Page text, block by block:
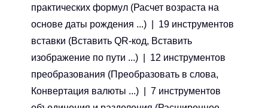
практических формул (Расчет возраста на
основе даты рождения ...) | 19 инструментов
вставки (Вставить QR-код, Вставить
изображение по пути ...) | 12 инструментов
преобразования (Преобразовать в слова,
Конвертация валюты ...) | 7 инструментов